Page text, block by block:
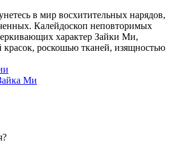
в мир восхитительных нарядов,
Калейдоскоп неповторимых
характер Зайки Ми,
красок, роскошью тканей, изящностью
Ми